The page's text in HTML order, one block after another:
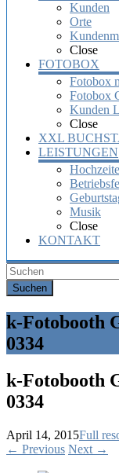
Kunden
Orte
Close
FOTOBOX
Fotobox
Fotobox
Kunden
Close
XXL
LEISTUNGEN
Musik
Close
KONTAKT
k-Fotobooth
0334
k-Fotobooth
0334
April 14, 2015Full
← Previous Next →